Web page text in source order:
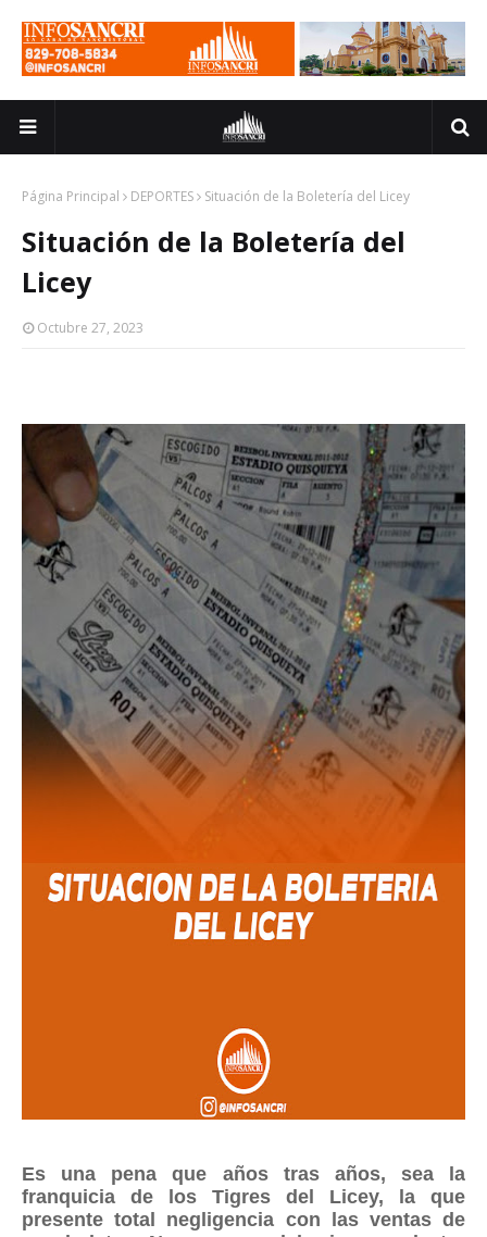
Página Principal DEPORTES Situación de la Boletería del Licey
Situación de la Boletería del
Licey
Octubre 27, 2023
Es una pena que años tras años, sea la
franquicia de los Tigres del Licey, la que
presente total negligencia con las ventas de